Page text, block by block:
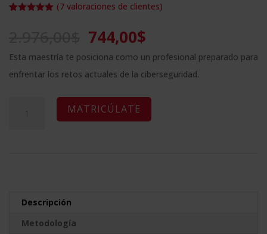
valoracione
s de
clientes
(7valoraciones de clientes)
El
precio
original
2.976,00$.
744,00$
precio
actual
744,00$.
Esta maestría te posiciona como un profesional preparado para
enfrentar los retos actuales de la ciberseguridad.
Internacional
MATRICÚLATE
Descripción
Metodología